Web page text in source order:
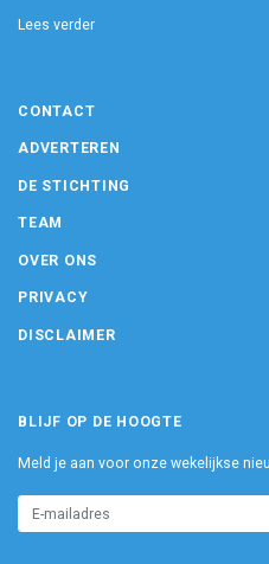
Lees verder
CONTACT
ADVERTEREN
DE STICHTING
TEAM
OVER ONS
PRIVACY
DISCLAIMER
BLIJF OP DE HOOGTE
Meld je aan voor onze wekelijkse